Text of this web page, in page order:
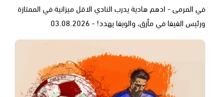
في المرمى - ادهم هادية يدرب النادي الاقل ميزانية في الممتازة
ورئيس الفيفا في مأزق، والويفا يهدد! - 03.08.2026